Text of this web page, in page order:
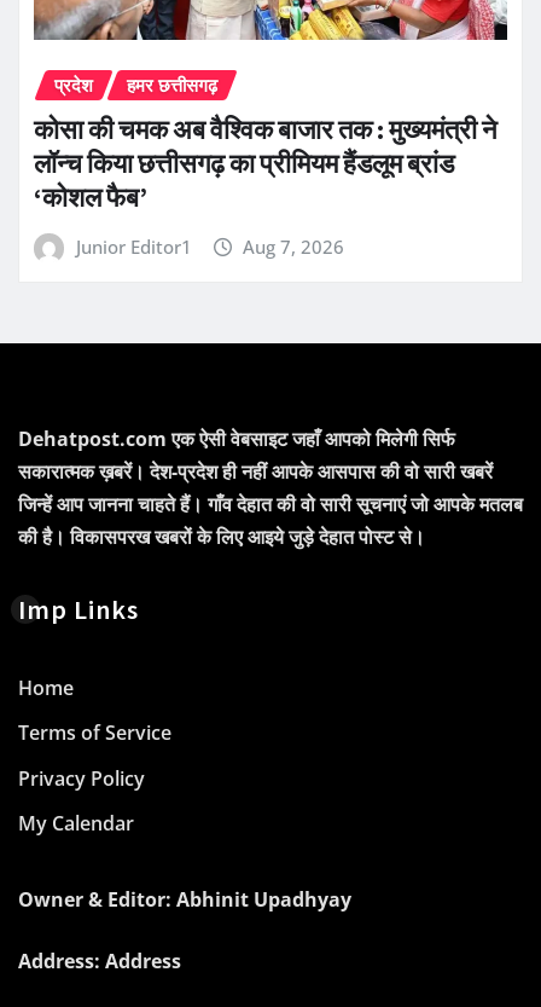
प्रदेश हमर छत्तीसगढ़
कोसा की चमक अब वैश्विक बाजार तक : मुख्यमंत्री ने
लॉन्च किया छत्तीसगढ़ का प्रीमियम हैंडलूम ब्रांड
‘कोशल फैब’
Junior Editor1 Aug 7, 2026
Dehatpost.com एक ऐसी वेबसाइट जहाँ आपको मिलेगी सिर्फ
सकारात्मक ख़बरें। देश-प्रदेश ही नहीं आपके आसपास की वो सारी खबरें
जिन्हें आप जानना चाहते हैं। गाँव देहात की वो सारी सूचनाएं जो आपके मतलब
की है। विकासपरख खबरों के लिए आइये जुड़े देहात पोस्ट से।
Imp Links
Home
Terms of Service
Privacy Policy
My Calendar
Owner & Editor: Abhinit Upadhyay
Address: Address